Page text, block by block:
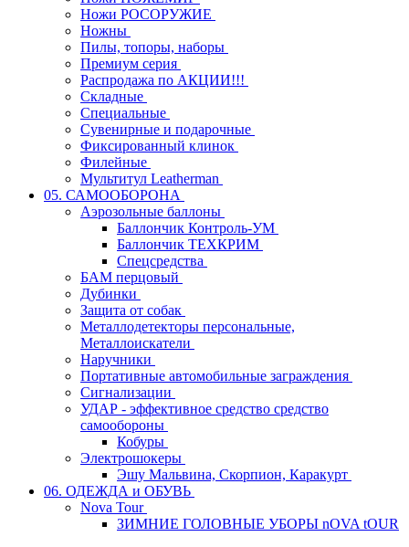
Ножи РОСОРУЖИЕ
Ножны
Пилы, топоры, наборы
Премиум серия
Распродажа по АКЦИИ!!!
Складные
Специальные
Сувенирные и подарочные
Фиксированный клинок
Филейные
Мультитул Leatherman
05. САМООБОРОНА
Аэрозольные баллоны
Баллончик Контроль-УМ
Баллончик ТЕХКРИМ
Спецсредства
БАМ перцовый
Дубинки
Защита от собак
Металлодетекторы персональные,
Металлоискатели
Наручники
Портативные автомобильные заграждения
Сигнализации
УДАР - эффективное средство средство
самообороны
Кобуры
Электрошокеры
Эшу Мальвина, Скорпион, Каракурт
06. ОДЕЖДА и ОБУВЬ
Nova Tour
ЗИМНИЕ ГОЛОВНЫЕ УБОРЫ nOVA tOUR